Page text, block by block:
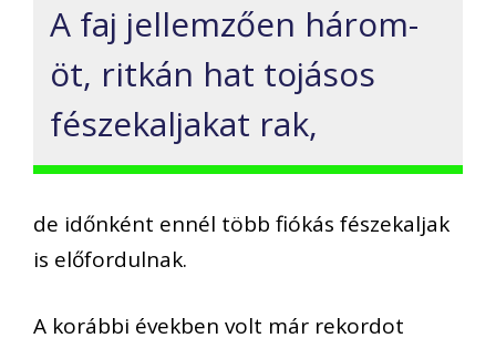
A faj jellemzően három-
öt, ritkán hat tojásos
fészekaljakat rak,
de időnként ennél több fiókás fészekaljak
is előfordulnak.
A korábbi években volt már rekordot